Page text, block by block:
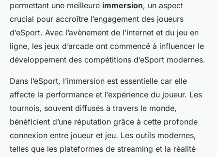
permettant une meilleure immersion, un aspect
crucial pour accroître l’engagement des joueurs
d’eSport. Avec l’avènement de l’internet et du jeu en
ligne, les jeux d’arcade ont commencé à influencer le
développement des compétitions d’eSport modernes.
Dans l’eSport, l’immersion est essentielle car elle
affecte la performance et l’expérience du joueur. Les
tournois, souvent diffusés à travers le monde,
bénéficient d’une réputation grâce à cette profonde
connexion entre joueur et jeu. Les outils modernes,
telles que les plateformes de streaming et la réalité